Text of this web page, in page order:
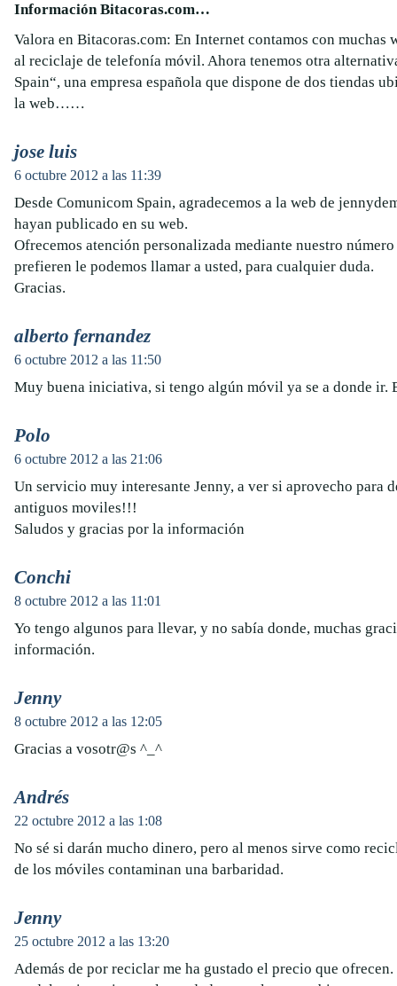
Información Bitacoras.com…
Valora en Bitacoras.com: En Internet contamos con muchas
al reciclaje de telefonía móvil. Ahora tenemos otra
Spain“, una empresa española que dispone de dos tiendas
la web……
jose luis
6 octubre 2012 a las 11:39
Desde Comunicom Spain, agradecemos a la web de
hayan publicado en su web.
Ofrecemos atención personalizada mediante nuestro
prefieren le podemos llamar a usted, para cualquier duda.
Gracias.
alberto fernandez
6 octubre 2012 a las 11:50
Muy buena iniciativa, si tengo algún móvil ya se a donde ir.
Polo
6 octubre 2012 a las 21:06
Un servicio muy interesante Jenny, a ver si aprovecho para
antiguos moviles!!!
Saludos y gracias por la información
Conchi
8 octubre 2012 a las 11:01
Yo tengo algunos para llevar, y no sabía donde, muchas
información.
Jenny
8 octubre 2012 a las 12:05
Gracias a vosotr@s ^_^
Andrés
22 octubre 2012 a las 1:08
No sé si darán mucho dinero, pero al menos sirve como
de los móviles contaminan una barbaridad.
Jenny
25 octubre 2012 a las 13:20
Además de por reciclar me ha gustado el precio que